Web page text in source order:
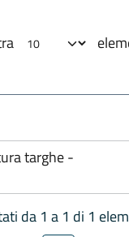
targhe -
da 1 a 1 di 1